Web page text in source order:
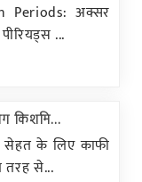
Periods: अक्सर
...
किशमि...
के लिए काफी
तरह से...